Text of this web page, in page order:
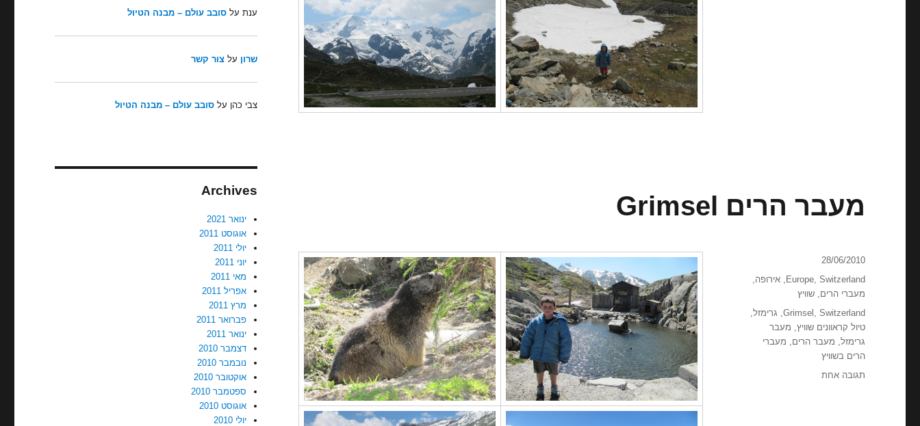
מעבר הרים Grimsel
פורסם
בתאריך
28/06/2010
קטגוריות
Europe, Switzerland
,אירופה,
מעברי הרים,שוויץ
תגיות
Grimsel , Switzerland
, גרימזל,
טיול קראוונים שוויץ, מעבר
גרימזל, מעבר הרים, מעברי
הרים בשוויץ
תגובה אחתעל
ענתעל סובב עולם – מבנה הטיול
שרון על צור קשר
צבי כהן על סובב עולם – מבנה הטיול
Archives
ינואר 2021
אוגוסט 2011
יולי 2011
יוני 2011
מאי 2011
אפריל 2011
מרץ 2011
פברואר 2011
ינואר 2011
דצמבר 2010
נובמבר 2010
אוקטובר 2010
ספטמבר 2010
אוגוסט 2010
יולי 2010